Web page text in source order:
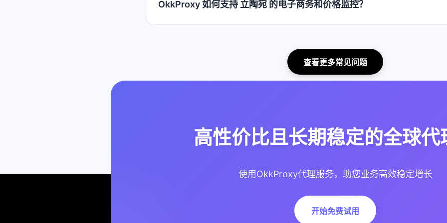
OkkProxy 如何支持 立陶宛 的电子商务和价格监控？
查看更多常见问题
高性价比且长期稳定的全球代
使用OkkProxy代理服务，助您业务高效稳定增长
开始免费试用